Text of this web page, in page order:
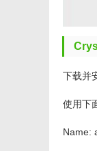
下载并
使用下
Name: